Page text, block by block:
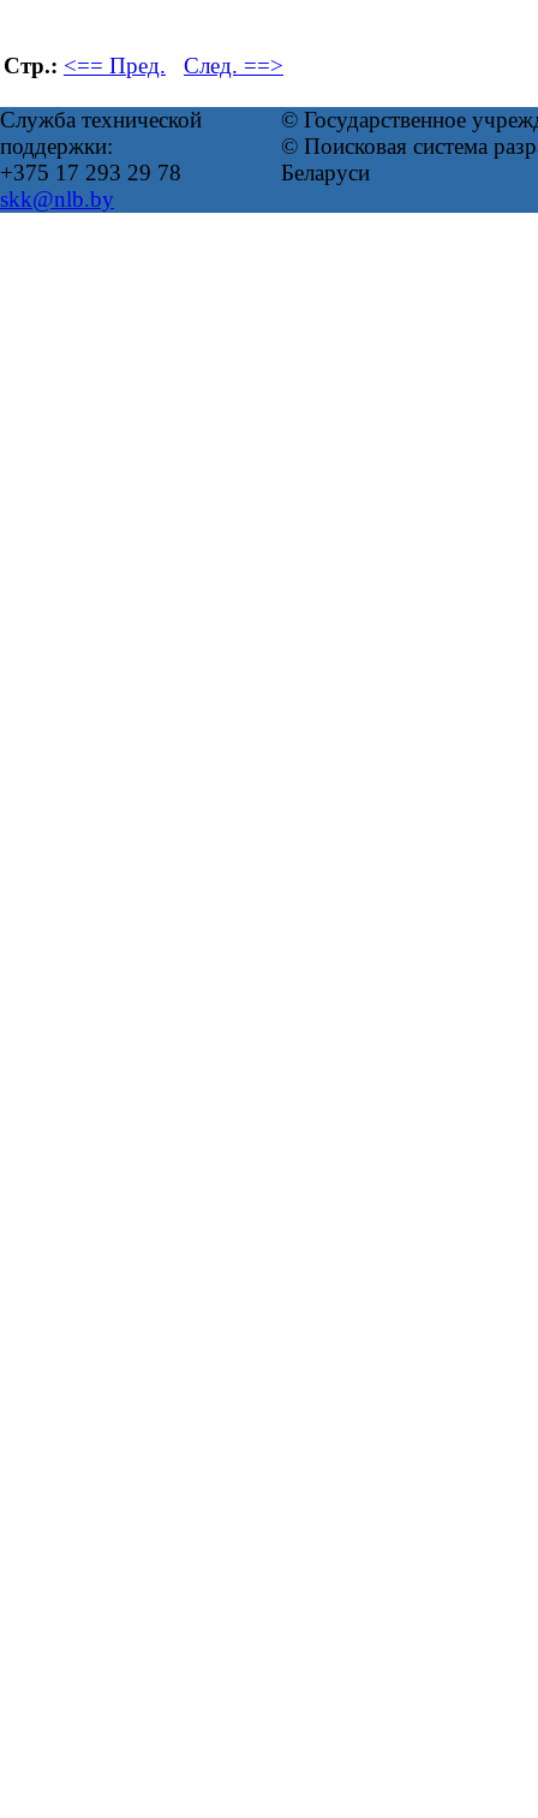
Стр.: <== Пред. След. ==>
Служба технической
поддержки:
+375 17 293 29 78
skk@nlb.by
© Государственное
© Поисковая система
Беларуси